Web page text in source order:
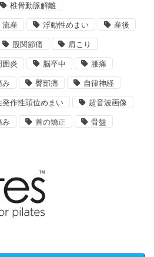
椎骨動脈解離
流産 浮動性めまい 産後
股関節痛 肩こり
囲炎 脳卒中 腰痛
み 臀部痛 自律神経
発作性頭位めまい 超音波画像
み 首の矯正 骨盤